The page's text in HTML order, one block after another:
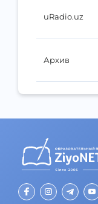
uRadio.uz
Архив